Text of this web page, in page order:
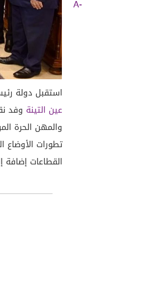
A-
استقبل دولة
عين التينة وفد
والمهن الحرة
تطورات الأوضاع
القطاعات إضافة